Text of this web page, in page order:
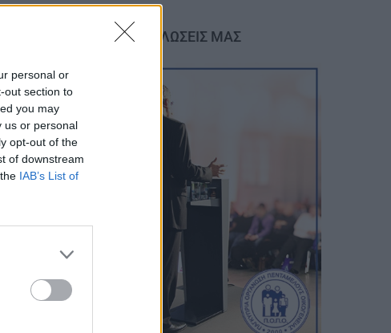
personal or
out section to
you may
us or personal
opt-out of the
of downstream
IAB’s List of
ΟΙ ΕΚΔΗΛΩΣΕΙΣ ΜΑΣ